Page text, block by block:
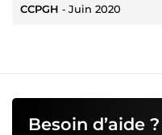
CCPGH ‐ Juin 2020
Besoin d’aide ?